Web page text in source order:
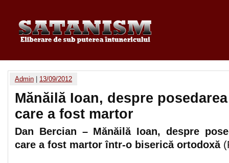
Admin 13/09/2012
Mănăilă Ioan, despre
care a fost martor
Dan Bercian – Mănăilă Ioan, despre
care a fost martor într-o biserică ortodoxă